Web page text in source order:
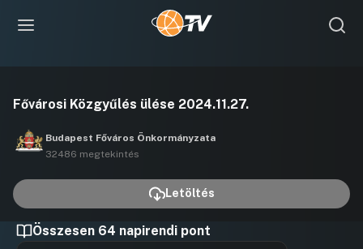
Fővárosi Közgyűlés ülése 2024.11.27.
Budapest Főváros Önkormányzata
32486 megtekintés
Letöltés
Összesen 64 napirendi pont